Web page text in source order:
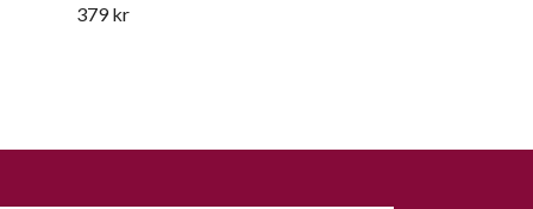
379 kr